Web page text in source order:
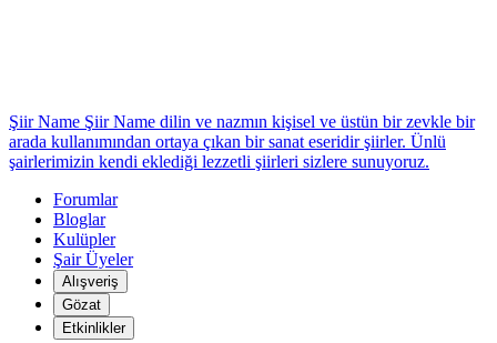
Şiir Name Şiir Name dilin ve nazmın kişisel ve üstün bir zevkle bir
arada kullanımından ortaya çıkan bir sanat eseridir şiirler. Ünlü
şairlerimizin kendi eklediği lezzetli şiirleri sizlere sunuyoruz.
Forumlar
Bloglar
Kulüpler
Şair Üyeler
Alışveriş
Gözat
Etkinlikler